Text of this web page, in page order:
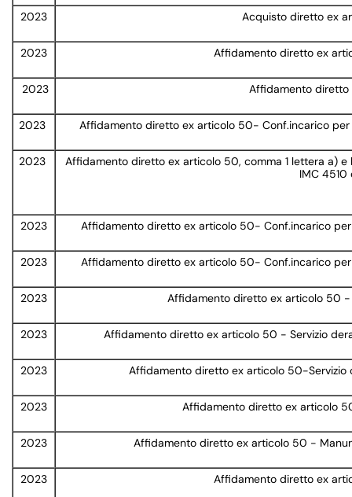
2023 Acquisto diretto ex
2023 Affidamento diretto ex
2023 Affidamento diretto
2023 Affidamento diretto ex articolo 50- Conf.incarico
2023
Affidamento diretto ex articolo 50, comma 1 lettera a)
IMC 4510
2023 Affidamento diretto ex articolo 50- Conf.incarico
2023 Affidamento diretto ex articolo 50- Conf.incarico
2023 Affidamento diretto ex articolo 50 -
2023 Affidamento diretto ex articolo 50 - Servizio
2023 Affidamento diretto ex articolo 50-Servizio
2023 Affidamento diretto ex articolo
2023 Affidamento diretto ex articolo 50 -
2023 Affidamento diretto ex